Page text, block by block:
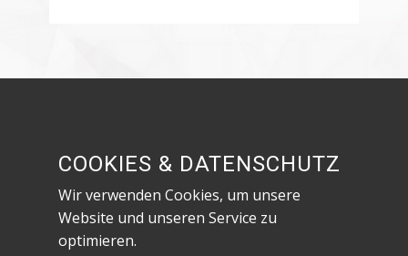
Datenschutzerklärung & Impressum
COOKIES & DATENSCHUTZ
Wir verwenden Cookies, um unsere
Website und unseren Service zu
optimieren.